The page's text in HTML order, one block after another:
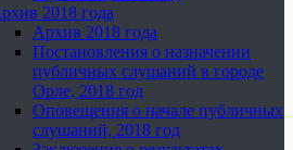
2018 года
Архив 2018 года
Постановления о назначении
публичных слушаний в городе
Орле, 2018 год
Оповещения о начале публичных
слушаний, 2018 год